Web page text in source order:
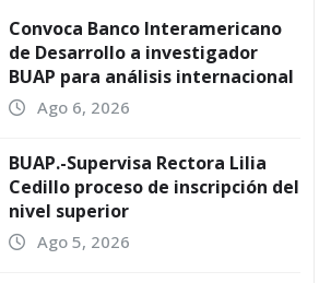
Convoca Banco Interamericano
de Desarrollo a investigador
BUAP para análisis internacional
Ago 6, 2026
BUAP.-Supervisa Rectora Lilia
Cedillo proceso de inscripción del
nivel superior
Ago 5, 2026